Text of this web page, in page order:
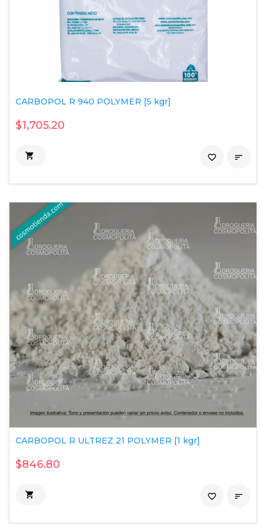
CARBOPOL R 940 POLYMER [5 kgr]
$1,705.20
 
favorite_border
CARBOPOL R ULTREZ 21 POLYMER [1 kgr]
$846.80
 
favorite_border